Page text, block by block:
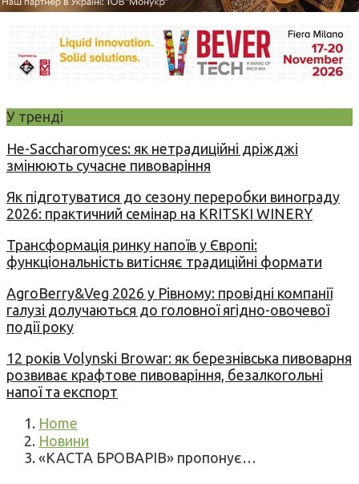
У тренді
Не-Saccharomyces: як нетрадиційні дріжджі
змінюють сучасне пивоваріння
Як підготуватися до сезону переробки винограду
2026: практичний семінар на KRITSKI WINERY
Трансформація ринку напоїв у Європі:
функціональність витісняє традиційні формати
AgroBerry&Veg 2026 у Рівному: провідні компанії
галузі долучаються до головної ягідно-овочевої
події року
12 років Volynski Browar: як березнівська пивоварня
розвиває крафтове пивоваріння, безалкогольні
напої та експорт
Home
Новини
«КАСТА БРОВАРІВ» пропонує…